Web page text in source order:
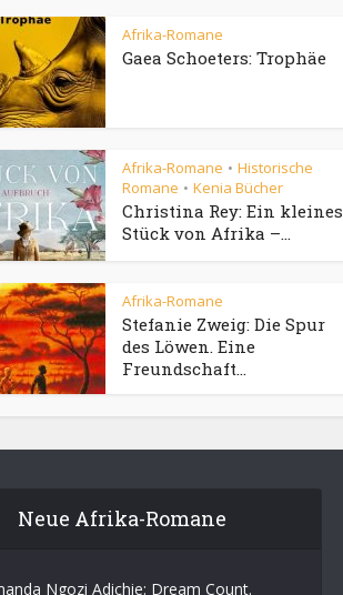
Afrika-Romane
Gaea Schoeters: Trophäe
Afrika-Romane • Historische
Romane • Kenia Bücher
Christina Rey: Ein kleines
Stück von Afrika –...
Afrika-Romane
Stefanie Zweig: Die Spur
des Löwen. Eine
Freundschaft...
Neue Afrika-Romane
Ngozi Adichie: Dream Count.